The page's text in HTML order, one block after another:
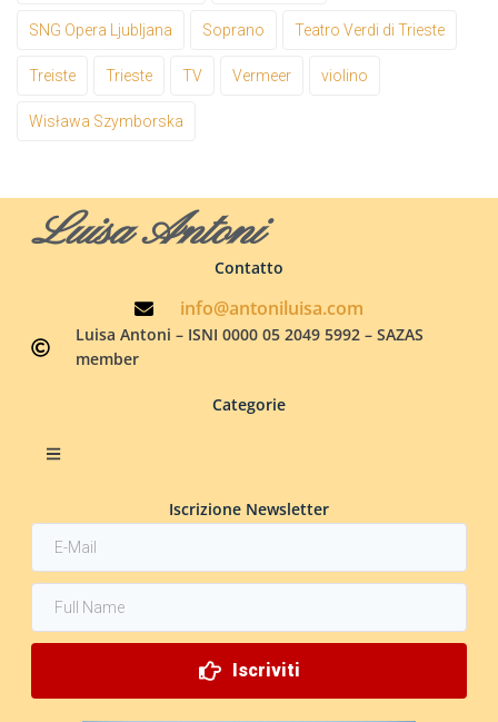
SNG Opera Ljubljana Soprano Teatro Verdi di Trieste
Treiste Trieste TV Vermeer violino
Wisława Szymborska
Luisa Antoni
Contatto
info@antoniluisa.com
Luisa Antoni – ISNI 0000 05 2049 5992 – SAZAS
member
Categorie
Iscrizione Newsletter
Iscriviti